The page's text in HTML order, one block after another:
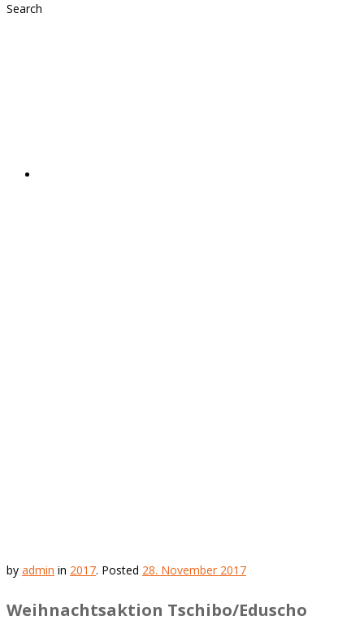
Search
by admin in 2017. Posted 28. November 2017
Weihnachtsaktion Tschibo/Eduscho